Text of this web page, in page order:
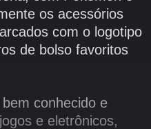
os acessórios
com o logotipo
de bolso favoritos
conhecido e
e eletrônicos,